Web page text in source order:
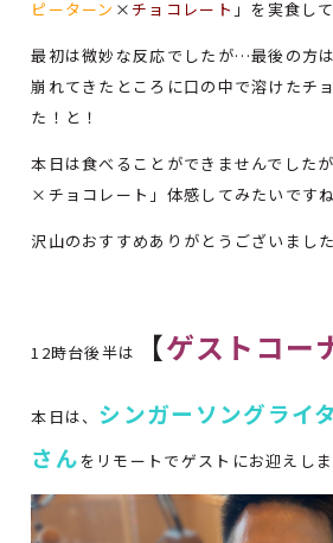
ピーターン × チョコレート 」を実食し
最初は微妙な反応でしたが…最後の方
崩れてきたところに口の中で溶けたチ
た！と！
本日は食べることができませんでした
×チョコレート」体感してみたいですね
沢山のおすすめありがとうございまし
12時台後半は 【ゲストコー
本日は、 シンガーソングライ
さん をリモートでゲストにお迎えしま